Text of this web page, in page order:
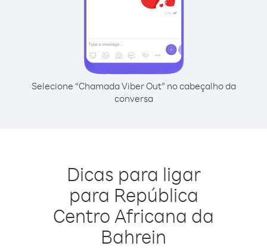
Selecione “Chamada Viber Out” no cabeçalho da
conversa
Dicas para ligar
para República
Centro Africana da
Bahrein